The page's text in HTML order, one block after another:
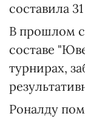
составила
В прошлом
составе
турнирах,
Роналду